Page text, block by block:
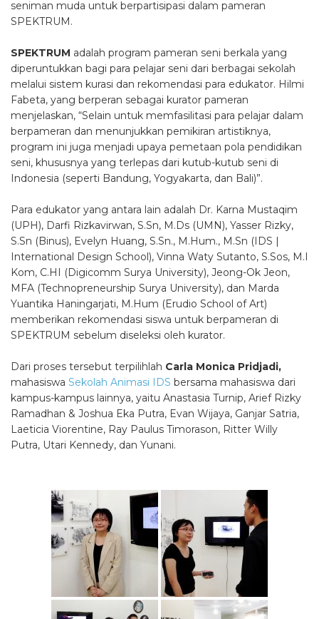
seniman muda untuk berpartisipasi dalam pameran
SPEKTRUM.
SPEKTRUM adalah program pameran seni berkala yang
diperuntukkan bagi para pelajar seni dari berbagai sekolah
melalui sistem kurasi dan rekomendasi para edukator. Hilmi
Fabeta, yang berperan sebagai kurator pameran
menjelaskan, “Selain untuk memfasilitasi para pelajar dalam
berpameran dan menunjukkan pemikiran artistiknya,
program ini juga menjadi upaya pemetaan pola pendidikan
seni, khususnya yang terlepas dari kutub-kutub seni di
Indonesia (seperti Bandung, Yogyakarta, dan Bali)”.
Para edukator yang antara lain adalah Dr. Karna Mustaqim
(UPH), Darfi Rizkavirwan, S.Sn, M.Ds (UMN), Yasser Rizky,
S.Sn (Binus), Evelyn Huang, S.Sn., M.Hum., M.Sn (IDS |
International Design School), Vinna Waty Sutanto, S.Sos, M.I
Kom, C.HI (Digicomm Surya University), Jeong-Ok Jeon,
MFA (Technopreneurship Surya University), dan Marda
Yuantika Haningarjati, M.Hum (Erudio School of Art)
memberikan rekomendasi siswa untuk berpameran di
SPEKTRUM sebelum diseleksi oleh kurator.
Dari proses tersebut terpilihlah Carla Monica Pridjadi,
mahasiswa Sekolah Animasi IDS bersama mahasiswa dari
kampus-kampus lainnya, yaitu Anastasia Turnip, Arief Rizky
Ramadhan & Joshua Eka Putra, Evan Wijaya, Ganjar Satria,
Laeticia Viorentine, Ray Paulus Timorason, Ritter Willy
Putra, Utari Kennedy, dan Yunani.